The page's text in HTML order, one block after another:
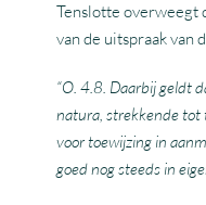
Tenslotte overweegt
van de uitspraak van
“O. 4.8. Daarbij geldt
natura, strekkende tot
voor toewijzing in
goed nog steeds in